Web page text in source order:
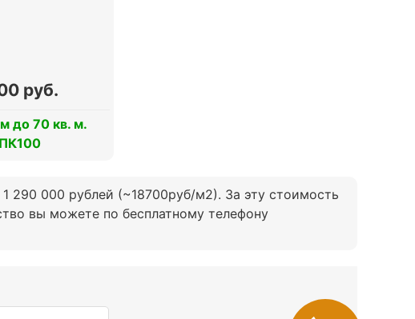
руб.
до 70 кв. м.
290 000 рублей (~18700руб/м2). За эту стоимость
вы можете по бесплатному телефону